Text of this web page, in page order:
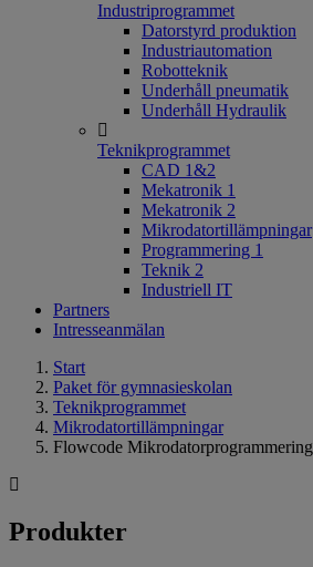
Industriprogrammet
Datorstyrd produktion
Industriautomation
Robotteknik
Underhåll pneumatik
Underhåll Hydraulik
Teknikprogrammet
CAD 1&2
Mekatronik 1
Mekatronik 2
Mikrodatortillämpningar
Programmering 1
Teknik 2
Industriell IT
Partners
Intresseanmälan
Start
Paket för gymnasieskolan
Teknikprogrammet
Mikrodatortillämpningar
Flowcode Mikrodatorprogrammering
Produkter